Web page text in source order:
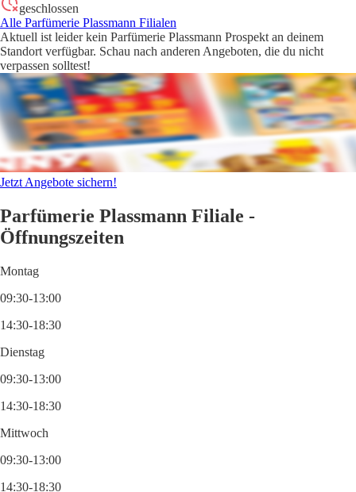
geschlossen
Alle Parfümerie Plassmann Filialen
Aktuell ist leider kein Parfümerie Plassmann Prospekt an deinem
Standort verfügbar. Schau nach anderen Angeboten, die du nicht
verpassen solltest!
Jetzt Angebote sichern!
Parfümerie Plassmann Filiale -
Öffnungszeiten
Montag
09:30-13:00
14:30-18:30
Dienstag
09:30-13:00
14:30-18:30
Mittwoch
09:30-13:00
14:30-18:30